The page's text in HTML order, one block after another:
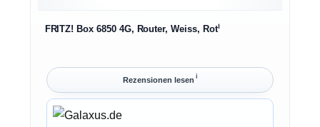
FRITZ! Box 6850 4G, Router, Weiss, Rotℹ︎
Rezensionen lesen ℹ︎